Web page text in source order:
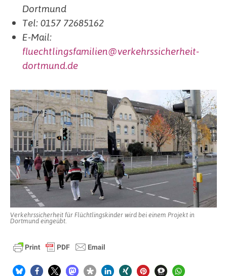
Dortmund
Tel: 0157 72685162
E-Mail:
fluechtlingsfamilien@verkehrssicherheit-
dortmund.de
Verkehrssicherheit für Flüchtlingskinder wird bei einem Projekt in
Dortmund eingeübt.